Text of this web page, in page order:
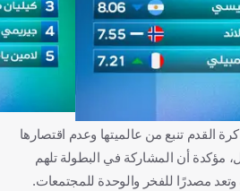
القدم تنبع من عالميتها وعدم اقتصارها
أن المشاركة في البطولة تلهم
وتعد مصدرًا للفخر والوحدة للمجتمعات.